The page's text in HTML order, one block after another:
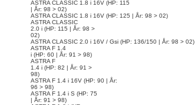
ASTRA CLASSIC 1.8 i 16V (HP: 115
| År: 98 > 02)
ASTRA CLASSIC 1.8 i 16V (HP: 125 | År: 98 > 02)
ASTRA CLASSIC
2.0 i (HP: 115 | År: 98 >
02)
ASTRA CLASSIC 2.0 i 16V / Gsi (HP: 136/150 | År: 98 > 02)
ASTRA F 1.4
i (HP: 60 | År: 91 > 98)
ASTRA F
1.4 i (HP: 82 | År: 91 >
98)
ASTRA F 1.4 i 16V (HP: 90 | År:
96 > 98)
ASTRA F 1.4 i S (HP: 75
| År: 91 > 98)